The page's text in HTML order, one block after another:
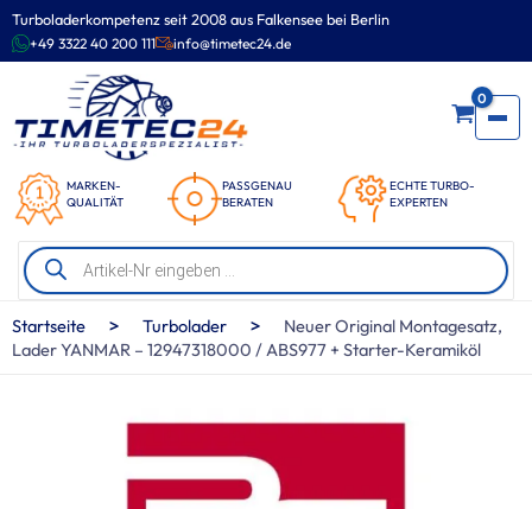
Turboladerkompetenz seit 2008 aus Falkensee bei Berlin
+49 3322 40 200 111 info@timetec24.de
MARKEN-
QUALITÄT
PASSGENAU
BERATEN
ECHTE TURBO-
EXPERTEN
0
Products
search
Zum
Inhalt
springen
Startseite > Turbolader >
Neuer Original Montagesatz,
Lader YANMAR – 12947318000 / ABS977 + Starter-Keramiköl